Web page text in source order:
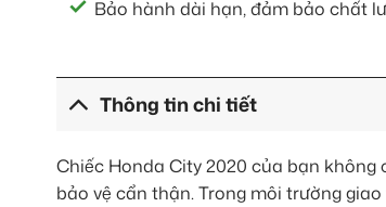
Bảo hành dài hạn, đảm bảo chất
Thông tin chi tiết
Chiếc Honda City 2020 của bạn
bảo vệ cẩn thận. Trong môi trường